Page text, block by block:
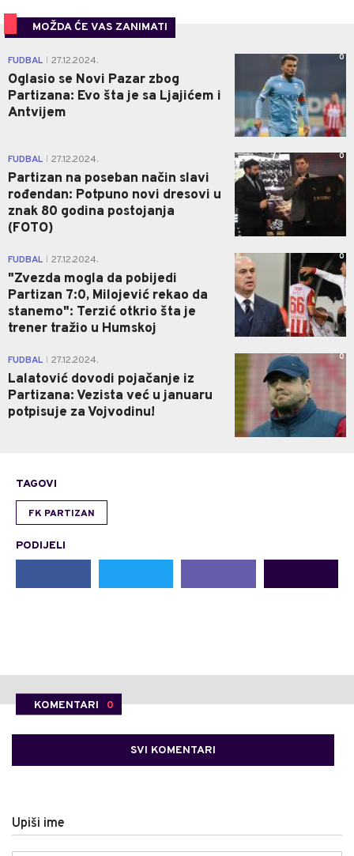
MOŽDA ĆE VAS ZANIMATI
FUDBAL 27.12.2024.
Oglasio se Novi Pazar zbog
Partizana: Evo šta je sa Ljajićem i
Antvijem
0
FUDBAL 27.12.2024.
Partizan na poseban način slavi
rođendan: Potpuno novi dresovi u
znak 80 godina postojanja
(FOTO)
0
FUDBAL 27.12.2024.
"Zvezda mogla da pobijedi
Partizan 7:0, Milojević rekao da
stanemo": Terzić otkrio šta je
trener tražio u Humskoj
0
FUDBAL 27.12.2024.
Lalatović dovodi pojačanje iz
Partizana: Vezista već u januaru
potpisuje za Vojvodinu!
0
TAGOVI
FK PARTIZAN
PODIJELI
KOMENTARI 0
SVI KOMENTARI
Upiši ime